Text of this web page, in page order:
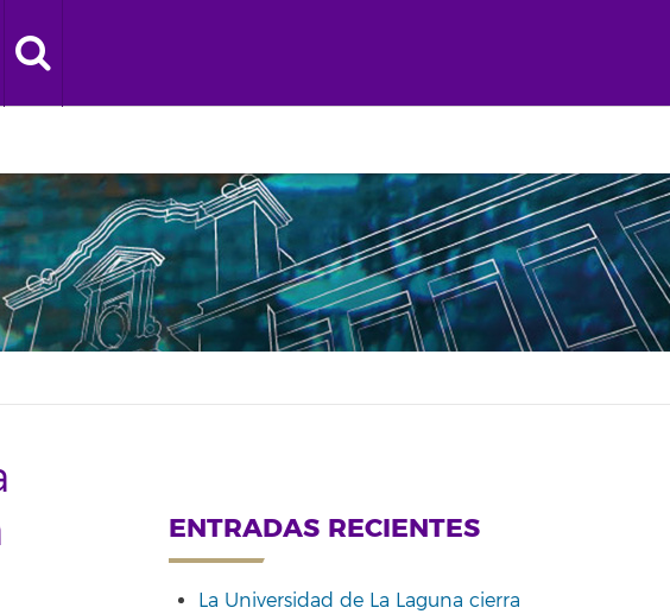
ENTRADAS RECIENTES
La Universidad de La Laguna cierra